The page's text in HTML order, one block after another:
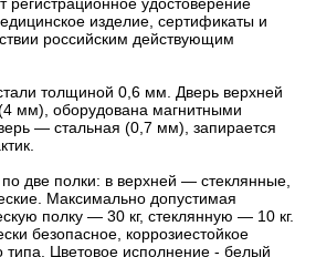
изделие, сертификаты и
российским действующим
толщиной 0,6 мм. Дверь верхней
мм), оборудована магнитными
— стальная (0,7 мм), запирается
две полки: в верхней — стеклянные,
Максимально допустимая
полку — 30 кг, стеклянную — 10 кг.
безопасное, коррозиестойкое
типа. Цветовое исполнение - белый